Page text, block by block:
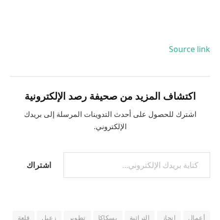
Source link
اكتشاف المزيد من صحيفة رصد الإلكترونية
اشترك للحصول على أحدث التدوينات المرسلة إلى بريدك
الإلكتروني.
كتابة بريدك الإلكتروني...
اشتراك
أعمال إنجاز التراثية بسكاكا تطوير زعبل
قلعة